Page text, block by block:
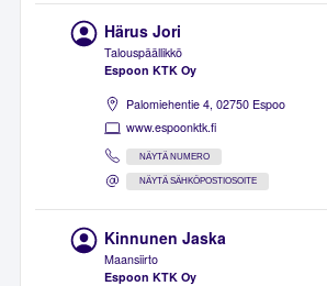
Härus Jori
Talouspäällikkö
Espoon KTK Oy
Palomiehentie 4, 02750 Espoo
www.espoonktk.fi
NÄYTÄ NUMERO
NÄYTÄ SÄHKÖPOSTIOSOITE
Kinnunen Jaska
Maansiirto
Espoon KTK Oy